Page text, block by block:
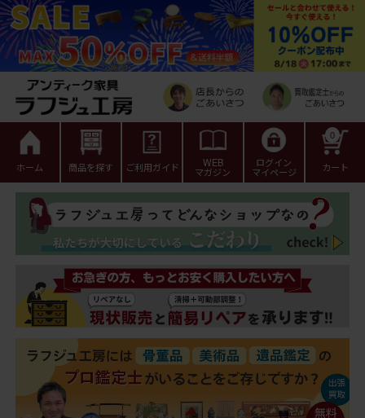
ホーム 商品を探す ご利用ガイド WEB
マガジン
ログイン
マイページ カート
0